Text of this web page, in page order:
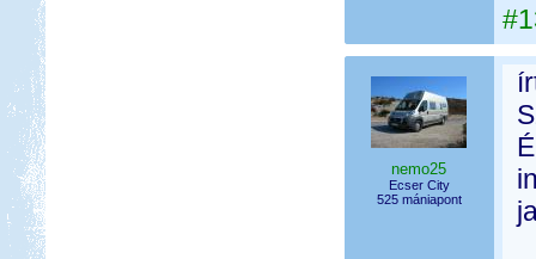
nemo25
Ecser City
525 mániapont